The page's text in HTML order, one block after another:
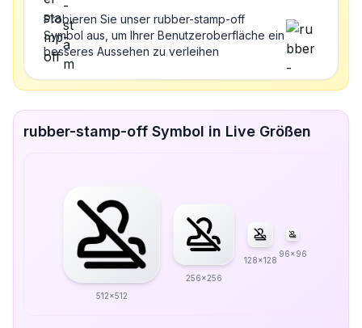
Probieren Sie unser rubber-stamp-off
Symbol aus, um Ihrer Benutzeroberfläche ein
besseres Aussehen zu verleihen
rubber-stamp-off Symbol in Live Größen
512x512
256x256
128x128
96x96